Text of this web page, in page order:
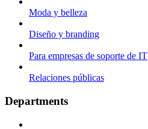
Moda y belleza
Diseño y branding
Para empresas de soporte de IT
Relaciones públicas
Departments